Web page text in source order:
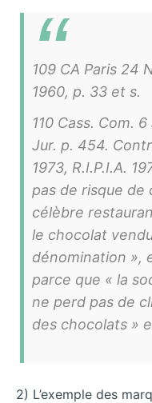
109 CA Paris 24
1960, p. 33 et s.
110 Cass. Com.
Jur. p. 454.
1973, R.I.P.I.A.
pas de risque
célèbre
le chocolat
dénomination »,
parce que « la
ne perd pas de
des chocolats »
2) L’exemple des